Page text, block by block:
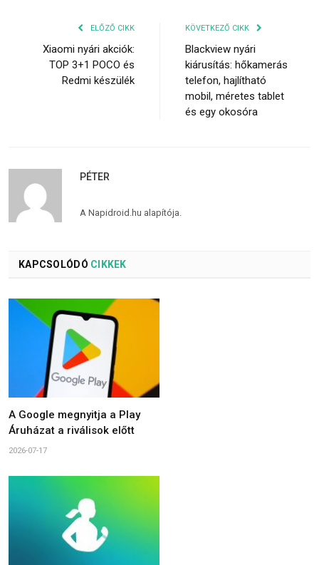
ELŐZŐ CIKK
Xiaomi nyári akciók:
TOP 3+1 POCO és
Redmi készülék
KÖVETKEZŐ CIKK
Blackview nyári
kiárusítás: hőkamerás
telefon, hajlítható
mobil, méretes tablet
és egy okosóra
PÉTER
A Napidroid.hu alapítója.
KAPCSOLÓDÓ CIKKEK
A Google megnyitja a Play
Áruházat a riválisok előtt
2026-07-17